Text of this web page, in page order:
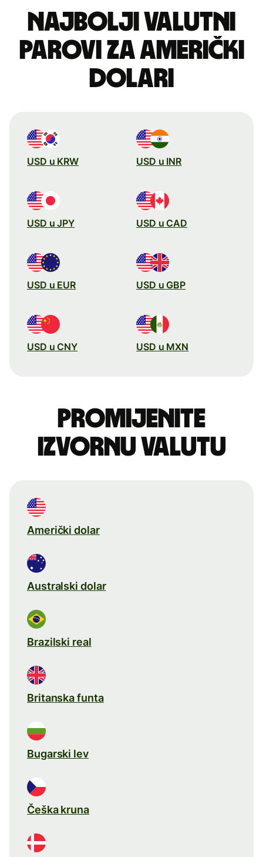
Najbolji valutni
parovi za američki
dolari
USD u KRW USD u INR
USD u JPY USD u CAD
USD u EUR USD u GBP
USD u CNY USD u MXN
Promijenite
izvornu valutu
Američki dolar
Australski dolar
Brazilski real
Britanska funta
Bugarski lev
Češka kruna